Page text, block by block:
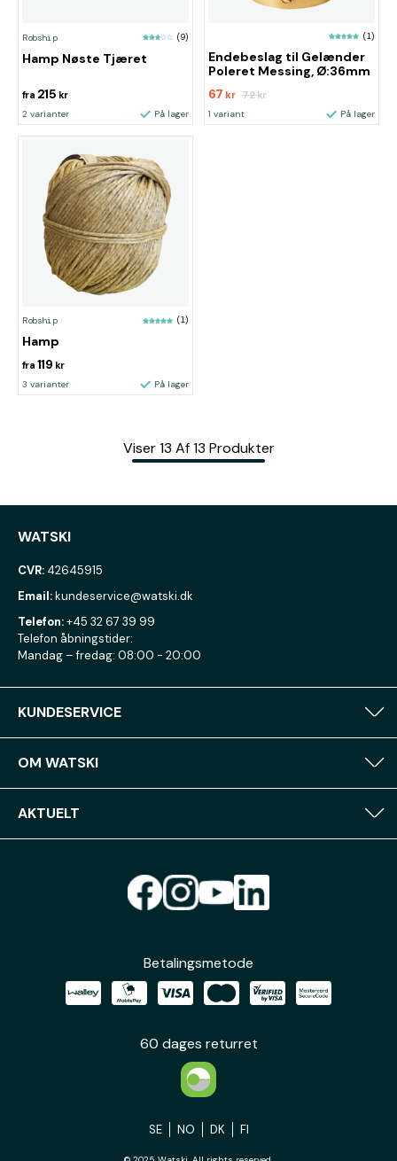
Robship (9)
Hamp Nøste Tjæret
fra 215 kr
2 varianter På lager
(1)
Endebeslag til Gelænder
Poleret Messing, Ø:36mm
67 kr 72kr
1 variant På lager
Robship (1)
Hamp
fra 119 kr
3 varianter På lager
Viser 13 Af 13 Produkter
WATSKI
CVR: 42645915
Email:kundeservice@watski.dk
Telefon:+45 32 67 39 99
Telefon åbningstider:
Mandag – fredag: 08:00 - 20:00
KUNDESERVICE
OM WATSKI
AKTUELT
Betalingsmetode
60 dages returret
SE NO DK FI